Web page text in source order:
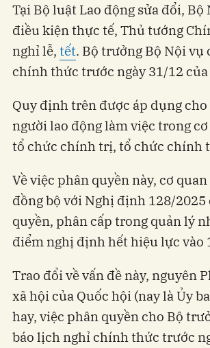
Tại Bộ luật Lao động sửa đổi,
điều kiện thực tế, Thủ tướng
nghỉ lễ, tết. Bộ trưởng Bộ Nội
chính thức trước ngày 31/12
Quy định trên được áp dụng
người lao động làm việc trong
tổ chức chính trị, tổ chức chính
Về việc phân quyền này, cơ
đồng bộ với Nghị định 128/
quyền, phân cấp trong quản lý
điểm nghị định hết hiệu lực vào
Trao đổi về vấn đề này, nguyên
xã hội của Quốc hội (nay là Ủy
hay, việc phân quyền cho Bộ
báo lịch nghỉ chính thức trước